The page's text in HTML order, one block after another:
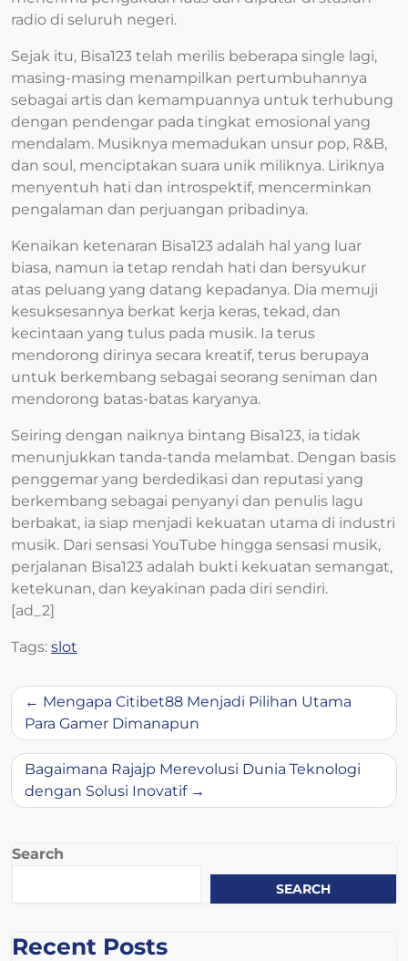
radio di seluruh negeri.
Sejak itu, Bisa123 telah merilis beberapa single lagi,
masing-masing menampilkan pertumbuhannya
sebagai artis dan kemampuannya untuk terhubung
dengan pendengar pada tingkat emosional yang
mendalam. Musiknya memadukan unsur pop, R&B,
dan soul, menciptakan suara unik miliknya. Liriknya
menyentuh hati dan introspektif, mencerminkan
pengalaman dan perjuangan pribadinya.
Kenaikan ketenaran Bisa123 adalah hal yang luar
biasa, namun ia tetap rendah hati dan bersyukur
atas peluang yang datang kepadanya. Dia memuji
kesuksesannya berkat kerja keras, tekad, dan
kecintaan yang tulus pada musik. Ia terus
mendorong dirinya secara kreatif, terus berupaya
untuk berkembang sebagai seorang seniman dan
mendorong batas-batas karyanya.
Seiring dengan naiknya bintang Bisa123, ia tidak
menunjukkan tanda-tanda melambat. Dengan basis
penggemar yang berdedikasi dan reputasi yang
berkembang sebagai penyanyi dan penulis lagu
berbakat, ia siap menjadi kekuatan utama di industri
musik. Dari sensasi YouTube hingga sensasi musik,
perjalanan Bisa123 adalah bukti kekuatan semangat,
ketekunan, dan keyakinan pada diri sendiri.
[ad_2]
Tags: slot
Post
navigation
Mengapa Citibet88 Menjadi Pilihan Utama
Para Gamer Dimanapun
Bagaimana Rajajp Merevolusi Dunia Teknologi
dengan Solusi Inovatif
Search
SEARCH
Recent Posts